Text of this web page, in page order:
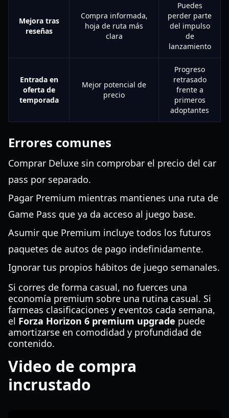
Mejora tras
reseñas
Compra informada,
hoja de ruta más
clara
Puedes
perder parte
del impulso
de
lanzamiento
Entrada en
oferta de
temporada
Mejor potencial de
precio
Progreso
retrasado
frente a
primeros
adoptantes
Errores comunes
Comprar Deluxe sin comprobar el precio del car
pass por separado.
Pagar Premium mientras mantienes una ruta de
Game Pass que ya da acceso al juego base.
Asumir que Premium incluye todos los futuros
paquetes de autos de pago indefinidamente.
Ignorar tus propios hábitos de juego semanales.
Si corres de forma casual, no fuerces una
economía premium sobre una rutina casual. Si
farmeas clasificaciones y eventos cada semana,
el Forza Horizon 6 premium upgrade puede
amortizarse en comodidad y profundidad de
contenido.
Video de compra
incrustado